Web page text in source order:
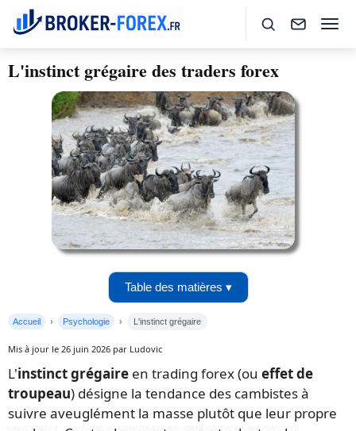
L'instinct grégaire des traders forex
Table des matières ▾
Accueil Psychologie L'instinct grégaire
Mis à jour le 26 juin 2026 par Ludovic
L'instinct grégaire en trading forex (ou effet de
troupeau) désigne la tendance des cambistes à
suivre aveuglément la masse plutôt que leur propre